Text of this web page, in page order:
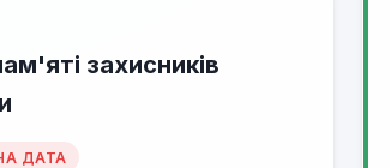
захисників
ДАТА